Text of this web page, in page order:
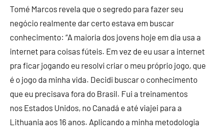
Tomé Marcos revela que o segredo para fazer seu
negócio realmente dar certo estava em buscar
conhecimento: “A maioria dos jovens hoje em dia usa a
internet para coisas fúteis. Em vez de eu usar a internet
pra ficar jogando eu resolvi criar o meu próprio jogo, que
é o jogo da minha vida. Decidi buscar o conhecimento
que eu precisava fora do Brasil. Fui a treinamentos
nos Estados Unidos, no Canadá e até viajei para a
Lithuania aos 16 anos. Aplicando a minha metodologia